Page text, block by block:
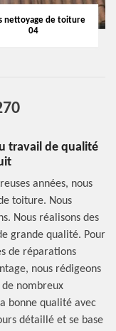
nettoyage de toiture
04
travail de qualité
années, nous
toiture. Nous
Nous réalisons des
grande qualité. Pour
de réparations
nous rédigeons
de nombreux
bonne qualité avec
détaillé et se base